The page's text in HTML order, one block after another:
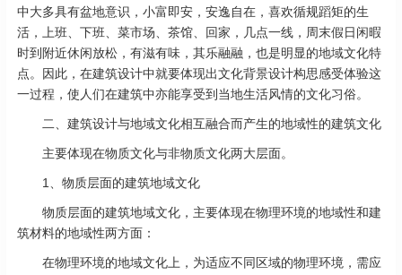
中大多具有盆地意识，小富即安，安逸自在，喜欢循规蹈矩的生
活，上班、下班、菜市场、茶馆、回家，几点一线，周末假日闲暇
时到附近休闲放松，有滋有味，其乐融融，也是明显的地域文化特
点。因此，在建筑设计中就要体现出文化背景设计构思感受体验这
一过程，使人们在建筑中亦能享受到当地生活风情的文化习俗。
二、建筑设计与地域文化相互融合而产生的地域性的建筑文化
主要体现在物质文化与非物质文化两大层面。
1、物质层面的建筑地域文化
物质层面的建筑地域文化，主要体现在物理环境的地域性和建
筑材料的地域性两方面：
在物理环境的地域文化上，为适应不同区域的物理环境，需应